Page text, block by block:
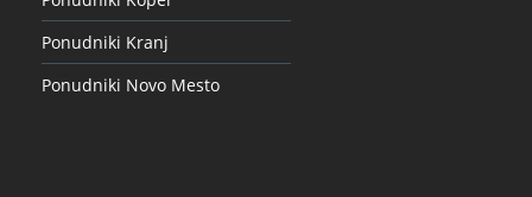
Ponudniki Kranj
Ponudniki Novo Mesto